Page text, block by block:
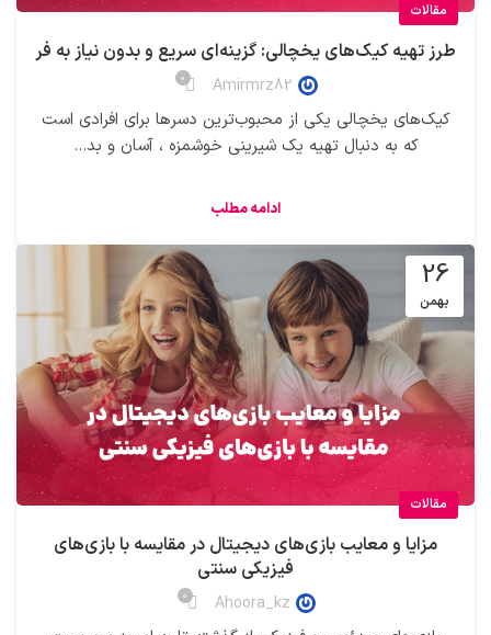
مقالات
طرز تهیه کیک‌های یخچالی: گزینه‌ای سریع و بدون نیاز به فر
Amirmrz82
0
کیک‌های یخچالی یکی از محبوب‌ترین دسرها برای افرادی است
که به دنبال تهیه یک شیرینی خوشمزه ، آسان و بد...
ادامه مطلب
26
بهمن
مقالات
مزایا و معایب بازی‌های دیجیتال در مقایسه با بازی‌های
فیزیکی سنتی
Ahoora_kz
0